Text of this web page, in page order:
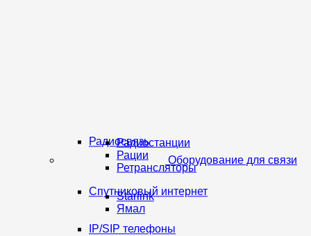
Оборудование для связи
Радиосвязь
Радиостанции
Рации
Ретрансляторы
Спутниковый интернет
Starlink
Ямал
IP/SIP телефоны